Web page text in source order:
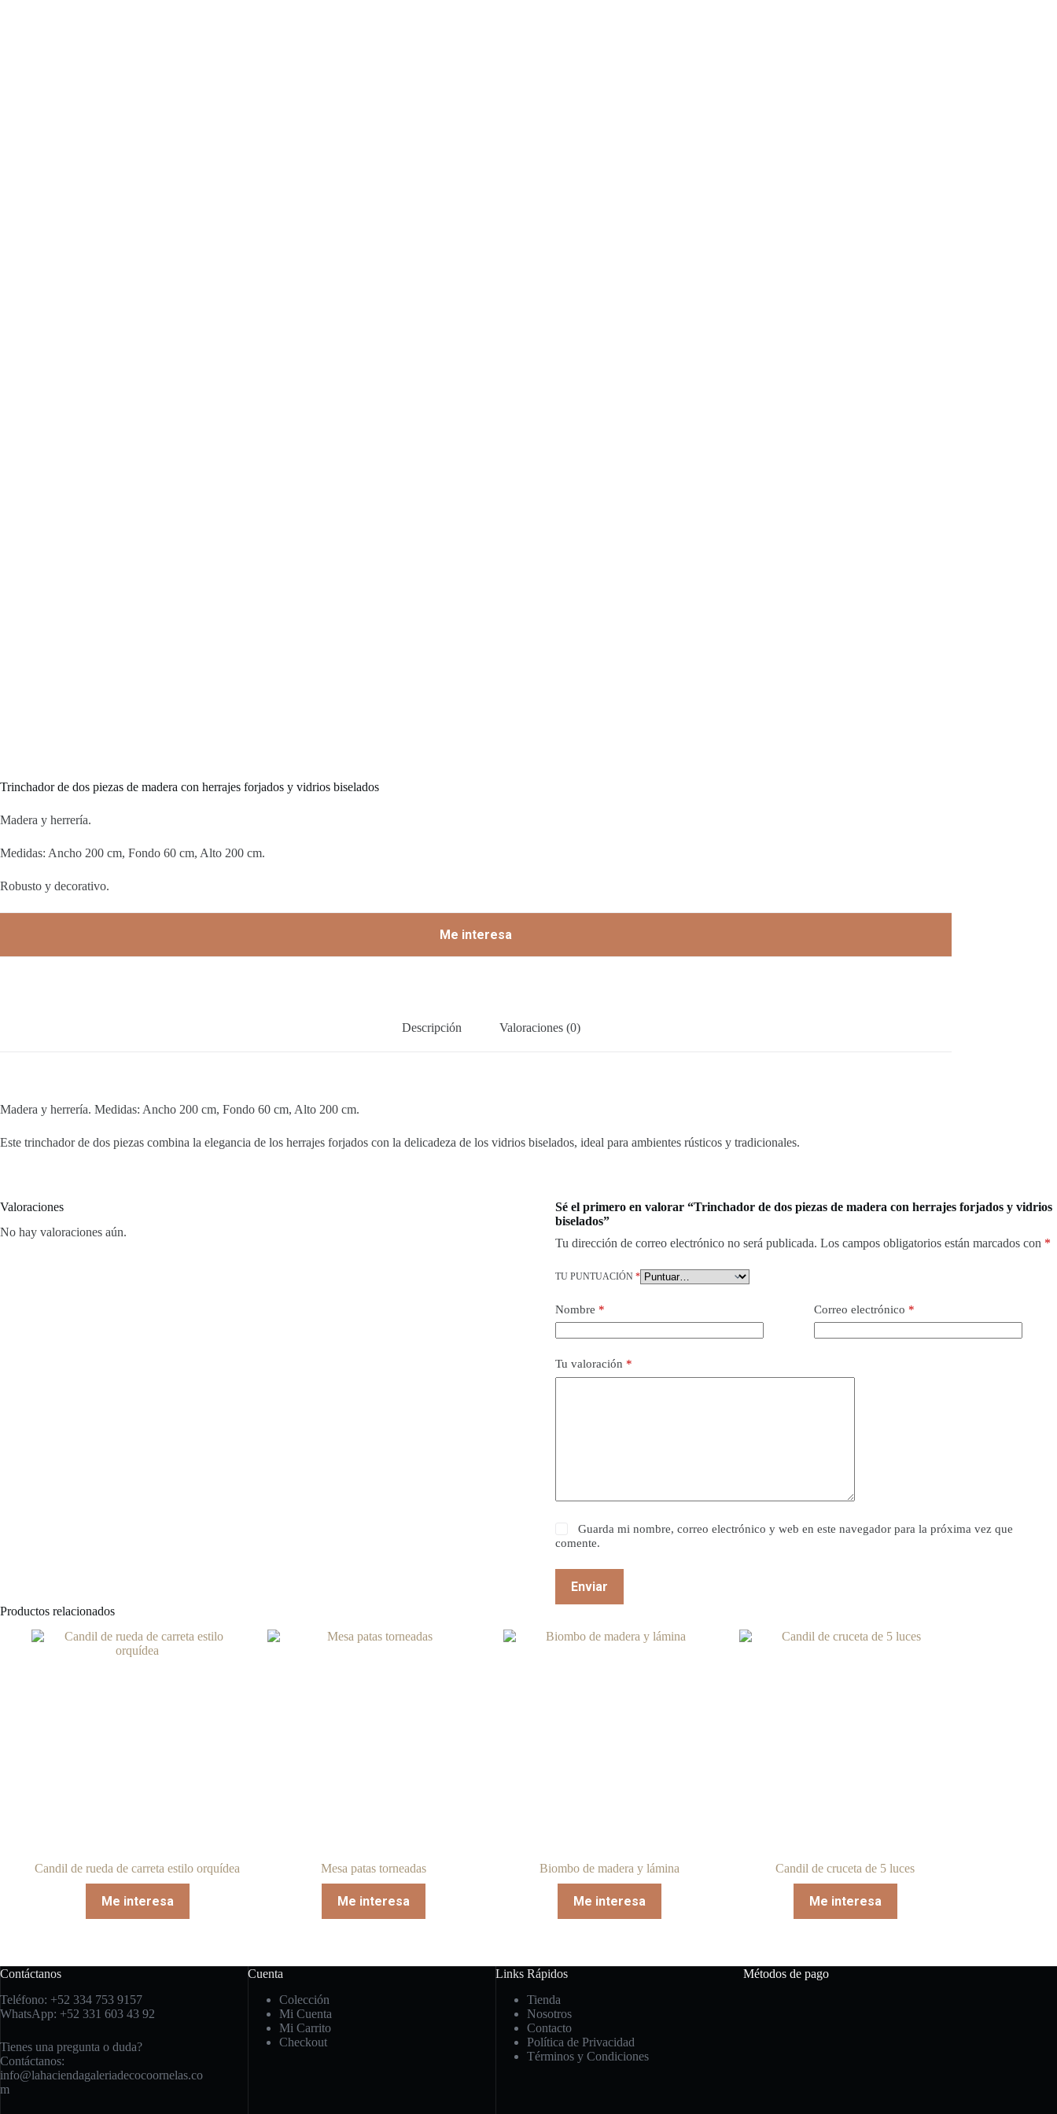
Trinchador de dos piezas de madera con herrajes forjados y vidrios biselados
Madera y herrería.
Medidas: Ancho 200 cm, Fondo 60 cm, Alto 200 cm.
Robusto y decorativo.
Me interesa
Descripción Valoraciones (0)
Madera y herrería. Medidas: Ancho 200 cm, Fondo 60 cm, Alto 200 cm.
Este trinchador de dos piezas combina la elegancia de los herrajes forjados con la delicadeza de los vidrios biselados, ideal para ambientes rústicos y tradicionales.
Valoraciones
No hay valoraciones aún.
Sé el primero en valorar “Trinchador de dos piezas de madera con herrajes forjados y vidrios
biselados”
Tu dirección de correo electrónico no será publicada. Los campos obligatorios están marcados con *
TU PUNTUACIÓN *
Nombre * Correo electrónico *
Tu valoración *
Guarda mi nombre, correo electrónico y web en este navegador para la próxima vez que
comente.
Enviar
Productos relacionados
Candil de rueda de carreta estilo orquídea
Me interesa
Mesa patas torneadas
Me interesa
Biombo de madera y lámina
Me interesa
Candil de cruceta de 5 luces
Me interesa
Contáctanos
Teléfono: +52 334 753 9157
WhatsApp: +52 331 603 43 92
Tienes una pregunta o duda?
Contáctanos:
info@lahaciendagaleriadecocoornelas.co
m
Cuenta
Colección
Mi Cuenta
Mi Carrito
Checkout
Links Rápidos
Tienda
Nosotros
Contacto
Política de Privacidad
Términos y Condiciones
Métodos de pago